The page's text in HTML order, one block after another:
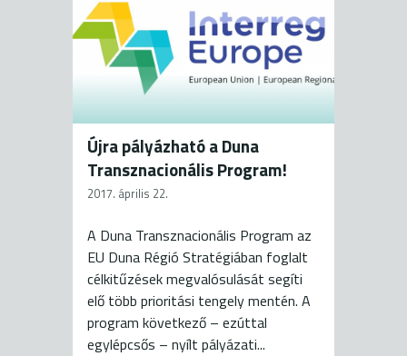
Újra pályázható a Duna
Transznacionális Program!
2017. április 22.
A Duna Transznacionális Program az
EU Duna Régió Stratégiában foglalt
célkitűzések megvalósulását segíti
elő több prioritási tengely mentén. A
program következő – ezúttal
egylépcsős – nyílt pályázati...